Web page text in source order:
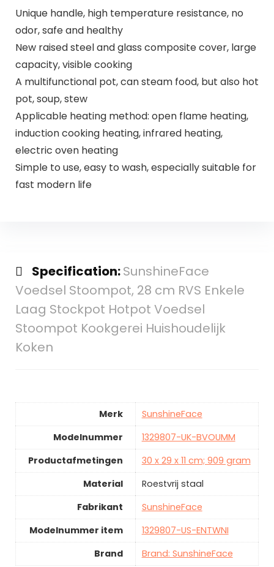
Unique handle, high temperature resistance, no
odor, safe and healthy
New raised steel and glass composite cover, large
capacity, visible cooking
A multifunctional pot, can steam food, but also hot
pot, soup, stew
Applicable heating method: open flame heating,
induction cooking heating, infrared heating,
electric oven heating
Simple to use, easy to wash, especially suitable for
fast modern life
Specification:SunshineFace
Voedsel Stoompot, 28 cm RVS Enkele
Laag Stockpot Hotpot Voedsel
Stoompot Kookgerei Huishoudelijk
Koken
Merk
SunshineFace
Modelnummer
1329807-UK-BVOUMM
Productafmetingen
30 x 29 x 11 cm; 909 gram
Material
Roestvrij staal
Fabrikant
SunshineFace
Modelnummer item
1329807-US-ENTWNI
Brand
Brand: SunshineFace